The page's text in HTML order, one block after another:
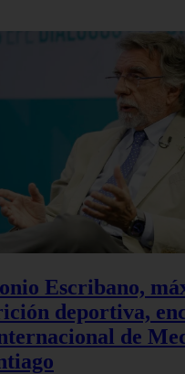
Escribano,
deportiva,
de